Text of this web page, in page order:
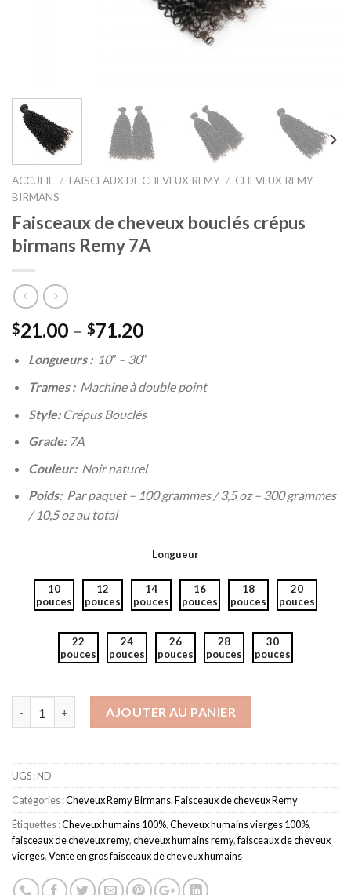
ACCUEIL / FAISCEAUX DE CHEVEUX REMY / CHEVEUX REMY
BIRMANS
Faisceaux de cheveux bouclés crépus
birmans Remy 7A
$21.00 – $71.20
Longueurs :10″ – 30″
Trames :Machine à double point
Style: Crépus Bouclés
Grade:7A
Couleur:Noir naturel
Poids:Par paquet – 100 grammes / 3,5 oz – 300 grammes
/ 10,5 oz au total
Longueur
10
pouces
12
pouces
14
pouces
16
pouces
18
pouces
20
pouces
22
pouces
24
pouces
26
pouces
28
pouces
30
pouces
AJOUTER AU PANIER
UGS :ND
Catégories :Cheveux Remy Birmans,Faisceaux de cheveux Remy
Étiquettes :Cheveux humains 100%,Cheveux humains vierges 100%,
faisceaux de cheveux remy,cheveux humains remy,faisceaux de cheveux
vierges,Vente en gros faisceaux de cheveux humains